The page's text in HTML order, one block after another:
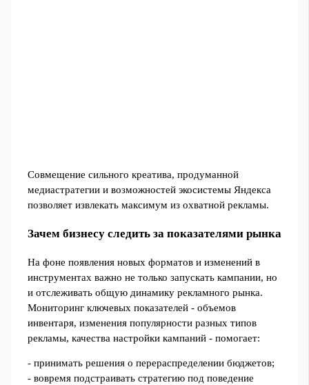
Совмещение сильного креатива, продуманной
медиастратегии и возможностей экосистемы Яндекса
позволяет извлекать максимум из охватной рекламы.
Зачем бизнесу следить за показателями рынка
На фоне появления новых форматов и изменений в
инструментах важно не только запускать кампании, но
и отслеживать общую динамику рекламного рынка.
Мониторинг ключевых показателей - объемов
инвентаря, изменения популярности разных типов
рекламы, качества настройки кампаний - помогает:
- принимать решения о перераспределении бюджетов;
- вовремя подстраивать стратегию под поведение